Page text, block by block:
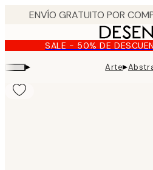
content.SALE - 50% DE
▸ Arte▸